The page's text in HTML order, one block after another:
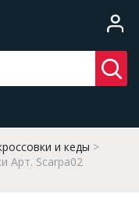
и кеды
Арт. Scarpa02